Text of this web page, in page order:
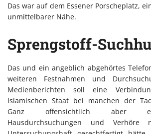
Das war auf dem Essener Porscheplatz,
unmittelbarer Nähe.
Sprengstoff-
Das und ein angeblich abgehörtes
weiteren Festnahmen und
Medienberichten soll eine
Islamischen Staat bei manchen der
Ganz offensichtlich aber
Hausdurchsuchungen und